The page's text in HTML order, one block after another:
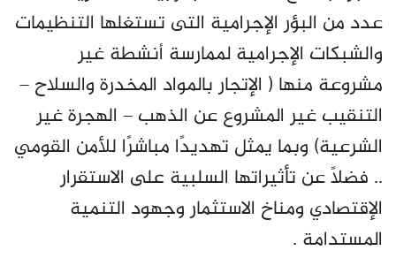
عدد من البؤر الإجرامية التى تستغلها التنظيمات
والشبكات الإجرامية لممارسة أنشطة غير
مشروعة منها ( الإتجار بالمواد المخدرة والسلاح –
التنقيب غير المشروع عن الذهب – الهجرة غير
الشرعية) وبما يمثل تهديدًا مباشرًا للأمن القومي
.. فضلًا عن تأثيراتها السلبية على الاستقرار
الإقتصادي ومناخ الاستثمار وجهود التنمية
المستدامة .